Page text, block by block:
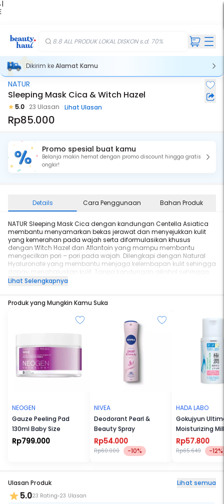
|
8.8 ALL PRODUK LOKAL DISKON s.d. 70%
Dikirim keAlamat Kamu
NATUR
Sleeping Mask Cica & Witch Hazel
5.0 23 Ulasan Lihat Ulasan
Rp85.000
Promo spesial buat kamu
Belanja makin hemat dengan promo discount hingga gratis
ongkir!
Details Cara Penggunaan Bahan Produk
NATUR Sleeping Mask Cica dengan kandungan Centella Asiatica
membantu menyamarkan bekas jerawat dan menyejukkan kulit
yang kemerahan pada wajah serta diformulasikan khusus
dengan Witch Hazel dan Allantoin yang mampu membantu
mengecilkan pori – pori pada wajah. Dilengkapi dengan Natural
Hyaluronate yang membantu menjaga kelembapan kulit sehingga
dapay menghaluskan kulit. Tanpa kandungan alkohol sehingga
aman digunakan setiap hari dan cocok untuk semua jenis kulit
Lihat Selengkapnya
Produk yang Mungkin Kamu Suka
NEOGEN
Gauze Peeling Pad
130ml Baby Size
Rp799.000
NIVEA
Deodorant Pearl &
Beauty Spray
Rp54.000
Rp60.000 -10%
HADA LABO
Gokujyun
Moisturizing
Rp57.800
Rp65.649 -12%
Ulasan Produk Lihat semua
5.023 Rating 23 Ulasan